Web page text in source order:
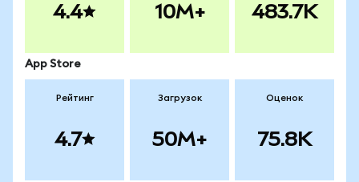
4.4 10M+ 483.7K
App Store
Рейтинг
4.7
Загрузок
50M+
Оценок
75.8K